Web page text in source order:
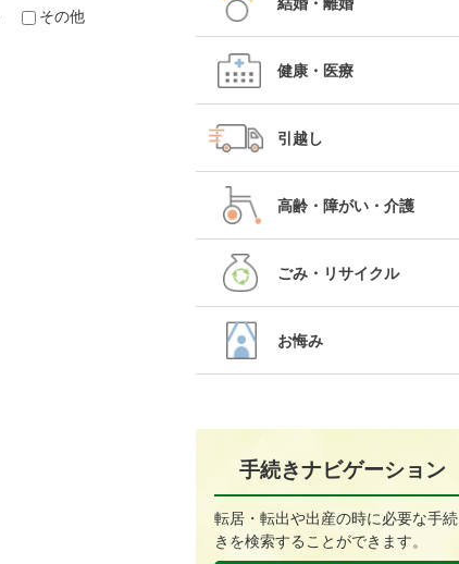
その他
健康・医療
引越し
高齢・障がい・介護
ごみ・リサイクル
お悔み
手続きナビゲーション
転居・転出や出産の時に必要な手続
きを検索することができます。